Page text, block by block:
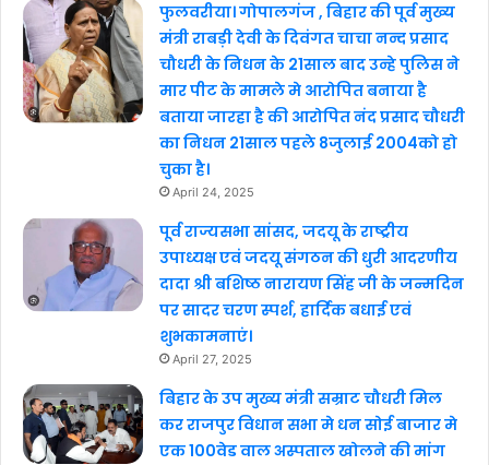
फुलवरीया। गोपालगंज , बिहार की पूर्व मुख्य
मंत्री राबड़ी देवी के दिवंगत चाचा नन्द प्रसाद
चौधरी के निधन के 21साल बाद उन्हे पुलिस ने
मार पीट के मामले मे आरोपित बनाया है
बताया जारहा है की आरोपित नंद प्रसाद चौधरी
का निधन 21साल पहले 8जुलाई 2004को हो
चुका है।
April 24, 2025
पूर्व राज्यसभा सांसद, जदयू के राष्ट्रीय
उपाध्यक्ष एवं जदयू संगठन की धुरी आदरणीय
दादा श्री बशिष्ठ नारायण सिंह जी के जन्मदिन
पर सादर चरण स्पर्श, हार्दिक बधाई एवं
शुभकामनाएं।
April 27, 2025
बिहार के उप मुख्य मंत्री सम्राट चौधरी मिल
कर राजपुर विधान सभा मे धन सोई बाजार मे
एक 100वेड वाल अस्पताल खोलने की मांग